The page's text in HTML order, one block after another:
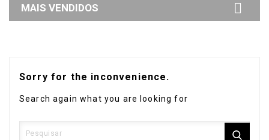
MAIS VENDIDOS 
Sorry for the inconvenience.
Search again what you are looking for